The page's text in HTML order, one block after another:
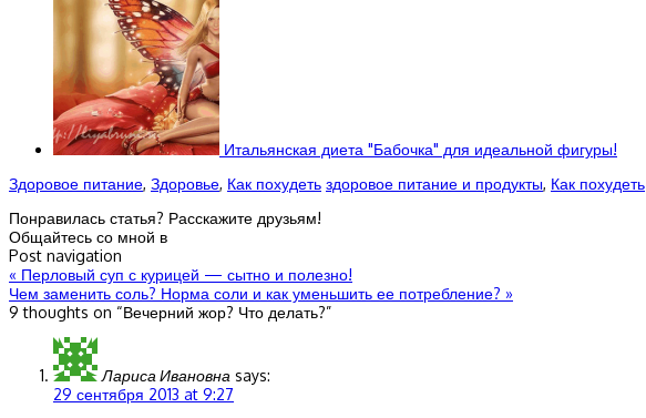
Итальянская диета "Бабочка" для идеальной фигуры!
Здоровое питание, Здоровье, Как похудеть здоровое питание и продукты, Как похудеть
Понравилась статья? Расскажите друзьям!
Общайтесь со мной в
Post navigation
« Перловый суп с курицей — сытно и полезно!
Чем заменить соль? Норма соли и как уменьшить ее потребление? »
9 thoughts on “Вечерний жор? Что делать?”
Лариса Ивановна says:
29 сентября 2013 at 9:27